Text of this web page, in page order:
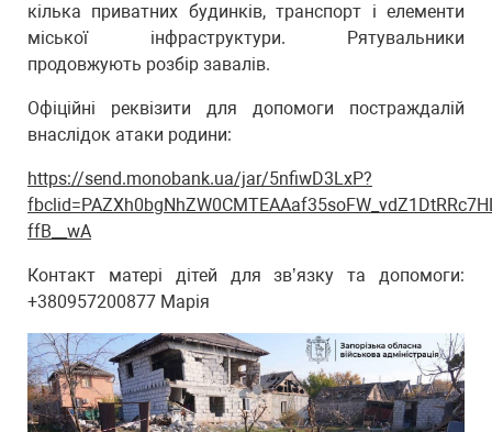
кілька приватних будинків, транспорт і елементи
міської інфраструктури. Рятувальники
продовжують розбір завалів.
Офіційні реквізити для допомоги постраждалій
внаслідок атаки родини:
https://send.monobank.ua/jar/5nfiwD3LxP?
ffB__wA
Контакт матері дітей для звʼязку та допомоги:
+380957200877 Марія